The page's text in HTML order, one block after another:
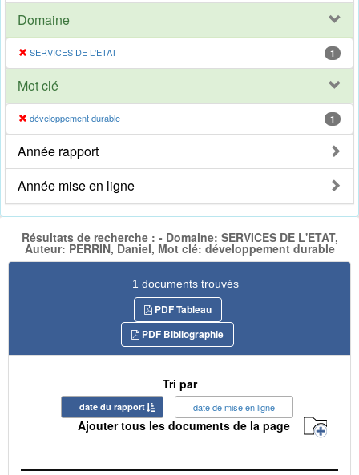
Domaine
SERVICES DE L'ETAT 1
Mot clé
développement durable 1
Année rapport
Année mise en ligne
Résultats de recherche : - Domaine: SERVICES DE L'ETAT,
Auteur: PERRIN, Daniel, Mot clé: développement durable
1 documents trouvés
PDF Tableau
PDF Bibliographie
Tri par
date du rapport date de mise en ligne
Ajouter tous les documents de la page